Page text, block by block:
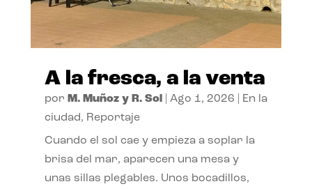
A la fresca, a la venta
por M. Muñoz y R. Sol| Ago 1, 2026
En la
ciudad, Reportaje
Cuando el sol cae y empieza a soplar la
brisa del mar, aparecen una mesa y
unas sillas plegables. Unos bocadillos,